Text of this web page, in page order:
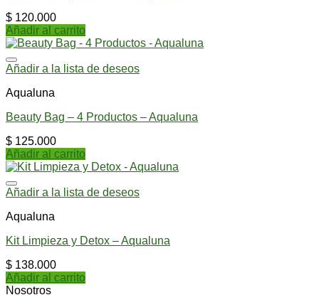
$ 120.000
Añadir al carrito
Añadir a la lista de deseos
Aqualuna
Beauty Bag – 4 Productos – Aqualuna
$ 125.000
Añadir al carrito
Añadir a la lista de deseos
Aqualuna
Kit Limpieza y Detox – Aqualuna
$ 138.000
Añadir al carrito
Nosotros